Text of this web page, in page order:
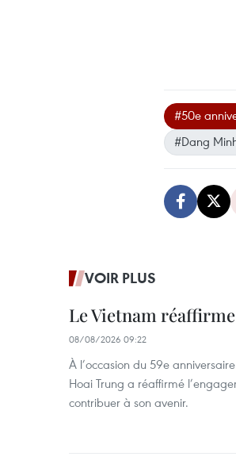
#50e
#Dang
VOIR PLUS
Le Vietnam
08/08/2026 09:22
À l’occasion du 59e
Hoai Trung a réaffirmé
contribuer à son avenir.